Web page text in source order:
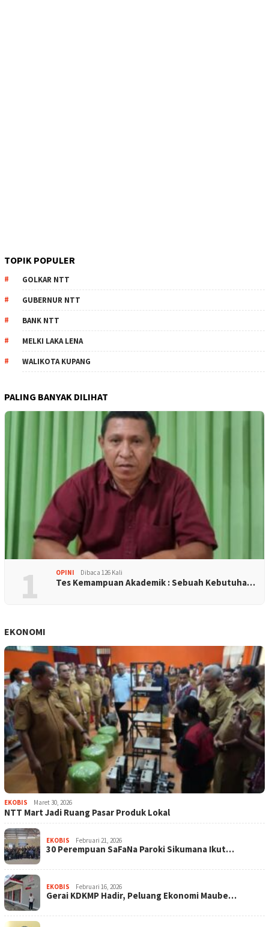
TOPIK POPULER
GOLKAR NTT
GUBERNUR NTT
BANK NTT
MELKI LAKA LENA
WALIKOTA KUPANG
PALING BANYAK DILIHAT
1 OPINI Dibaca 126 Kali
Tes Kemampuan Akademik : Sebuah Kebutuha…
EKONOMI
EKOBIS Maret 30, 2026
NTT Mart Jadi Ruang Pasar Produk Lokal
EKOBIS Februari 21, 2026
30 Perempuan SaFaNa Paroki Sikumana Ikut…
EKOBIS Februari 16, 2026
Gerai KDKMP Hadir, Peluang Ekonomi Maube…